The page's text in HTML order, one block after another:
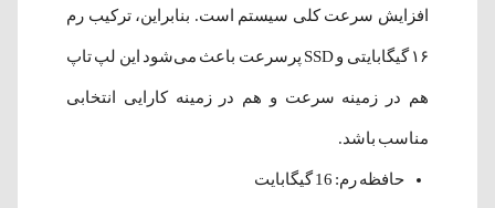
افزایش سرعت کلی سیستم است. بنابراین، ترکیب رم
۱۶ گیگابایتی و SSD پرسرعت باعث می‌شود این لپ تاپ
هم در زمینه سرعت و هم در زمینه کارایی انتخابی
مناسب باشد.
حافظه رم: 16 گیگابایت